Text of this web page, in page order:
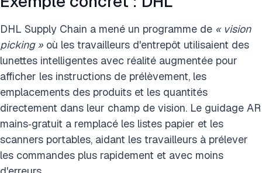
DHL Supply Chain a mené un programme de « vision
picking » où les travailleurs d'entrepôt utilisaient des
lunettes intelligentes avec réalité augmentée pour
afficher les instructions de prélèvement, les
emplacements des produits et les quantités
directement dans leur champ de vision. Le guidage AR
mains‑gratuit a remplacé les listes papier et les
scanners portables, aidant les travailleurs à prélever
les commandes plus rapidement et avec moins